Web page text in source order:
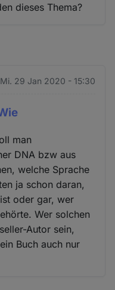
dieses Thema?
Mi. 29 Jan 2020 - 15:30
man
DNA bzw aus
welche Sprache
ja schon daran,
oder gar, wer
Wer solchen
Autor sein,
Buch auch nur